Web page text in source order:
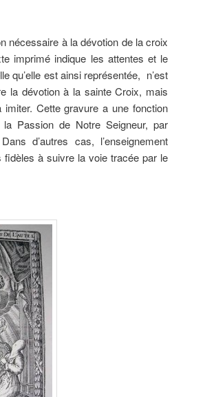
nécessaire à la dévotion de la croix
imprimé indique les attentes et le
qu’elle est ainsi représentée, n’est
la dévotion à la sainte Croix, mais
imiter. Cette gravure a une fonction
Passion de Notre Seigneur, par
d’autres cas, l’enseignement
fidèles à suivre la voie tracée par le